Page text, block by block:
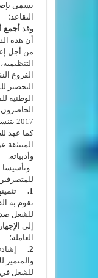
يسمى
التقاعد؛
وقد أجمع
أن هذه
من أجل
الفروع
التحضير
الوطنية
2017
كما عهد
المنبثقة
وأدبياته.
1.
تقوم به
للشغل
إلى
العاملة؛
2.
والمتميز
للشغل في